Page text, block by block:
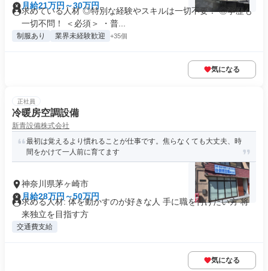
月給21万円～30万円
求めている人材 ◎特別な経験やスキルは一切不要！ ◎学歴も
一切不問！ ＜必須＞ ・普...
制服あり 業界未経験歓迎 +35個
気になる
正社員
冷暖房空調設備
新青設備株式会社
最初は覚えるより慣れることが仕事です。焦らなくても大丈夫、時
間をかけて一人前に育てます
神奈川県茅ヶ崎市
月給28万円～50万円
求める人材: 体を動かすのが好きな人 手に職を付けたい方 将
来独立を目指す方
交通費支給
気になる